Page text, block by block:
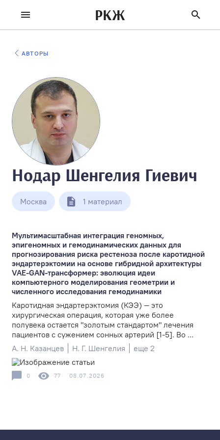
РКЖ
АВТОРЫ
Нодар Шенгелия Гиевич
Москва 1 материал
Мультимасштабная интеграция геномных,
эпигеномных и гемодинамических данных для
прогнозирования риска рестеноза после каротидной
эндартерэктомии на основе гибридной архитектуры
VAE-GAN-трансформер: эволюция идеи
компьютерного моделирования геометрии и
численного исследования гемодинамики
Каротидная эндартерэктомия (КЭЭ) — это
хирургическая операция, которая уже более
полувека остается "золотым стандартом" лечения
пациентов с сужением сонных артерий [1-5]. Во ...
А. Н. Казанцев
Н. Г. Шенгелия еще 2
0 77 08.07.2026